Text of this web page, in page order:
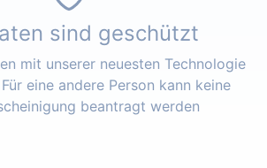
sind geschützt
mit unserer neuesten Technologie
eine andere Person kann keine
beantragt werden